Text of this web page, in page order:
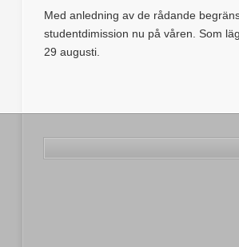
Med anledning av de rådande
studentdimission nu på våren. Som
29 augusti.